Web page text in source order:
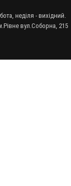
неділя - вихідний.
вул.Соборна, 215